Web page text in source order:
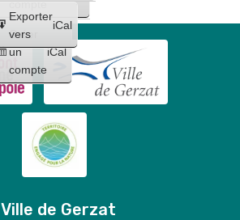
compte
Créer
un
compte
iCal
Exporter
vers
iCal
Ville de Gerzat